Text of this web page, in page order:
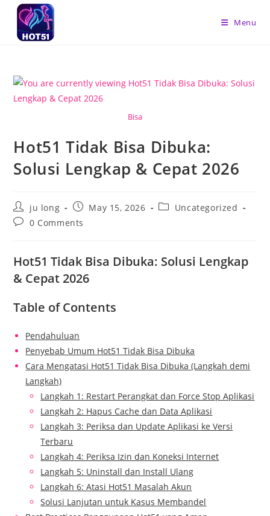
content
Menu
Bisa
Hot51 Tidak Bisa Dibuka:
Solusi Lengkap & Cepat 2026
Post
author:
ju long
Post
published:
May 15, 2026
PostUncategorized
Post0 Comments
Hot51 Tidak Bisa Dibuka: Solusi Lengkap
& Cepat 2026
Table of Contents
Pendahuluan
Penyebab Umum Hot51 Tidak Bisa Dibuka
Cara Mengatasi Hot51 Tidak Bisa Dibuka (Langkah demi
Langkah)
Langkah 1: Restart Perangkat dan Force Stop Aplikasi
Langkah 2: Hapus Cache dan Data Aplikasi
Langkah 3: Periksa dan Update Aplikasi ke Versi
Terbaru
Langkah 4: Periksa Izin dan Koneksi Internet
Langkah 5: Uninstall dan Install Ulang
Langkah 6: Atasi Hot51 Masalah Akun
Solusi Lanjutan untuk Kasus Membandel